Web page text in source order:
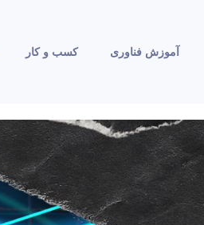
آموزش فناوری کسب و کار